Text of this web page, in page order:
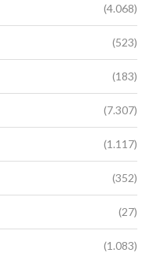
(4.068)
(523)
(183)
(7.307)
(1.117)
(352)
(27)
(1.083)